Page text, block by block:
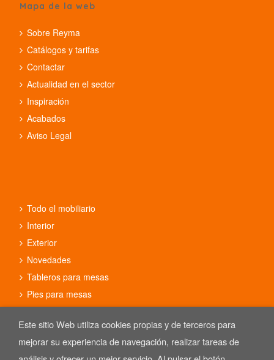
Mapa de la web
Sobre Reyma
Catálogos y tarifas
Contactar
Actualidad en el sector
Inspiración
Acabados
Aviso Legal
Todo el mobiliario
Interior
Exterior
Novedades
Tableros para mesas
Pies para mesas
Este sitio Web utiliza cookies propias y de terceros para
mejorar su experiencia de navegación, realizar tareas de